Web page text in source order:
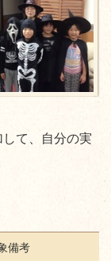
て、自分の実
備考